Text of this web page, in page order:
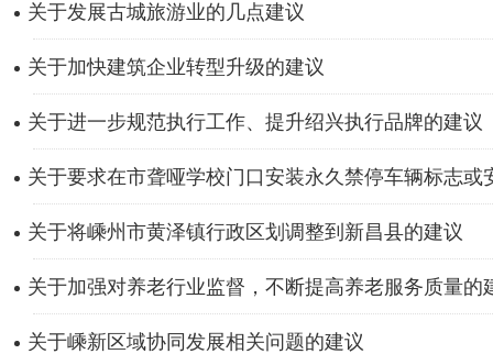
关于发展古城旅游业的几点建议
关于加快建筑企业转型升级的建议
关于进一步规范执行工作、提升绍兴执行品牌的建议
关于要求在市聋哑学校门口安装永久禁停车辆标志或
关于将嵊州市黄泽镇行政区划调整到新昌县的建议
关于加强对养老行业监督，不断提高养老服务质量的
关于嵊新区域协同发展相关问题的建议